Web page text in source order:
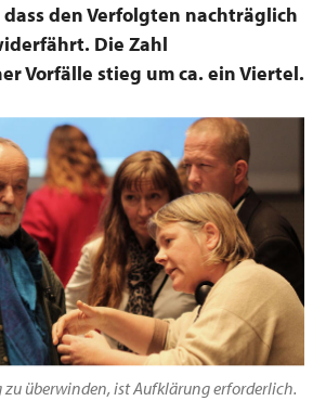
den Verfolgten nachträglich
Die Zahl
Vorfälle stieg um ca. ein Viertel.
überwinden, ist Aufklärung erforderlich.